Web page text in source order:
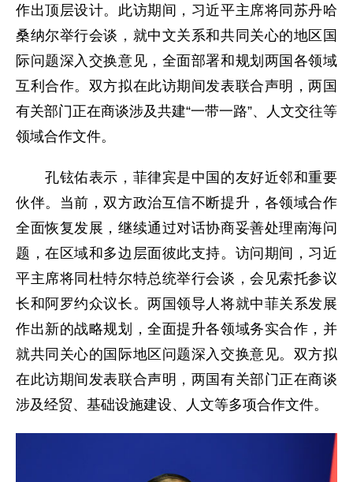
作出顶层设计。此访期间，习近平主席将同苏丹哈
桑纳尔举行会谈，就中文关系和共同关心的地区国
际问题深入交换意见，全面部署和规划两国各领域
互利合作。双方拟在此访期间发表联合声明，两国
有关部门正在商谈涉及共建“一带一路”、人文交往等
领域合作文件。
孔铉佑表示，菲律宾是中国的友好近邻和重要
伙伴。当前，双方政治互信不断提升，各领域合作
全面恢复发展，继续通过对话协商妥善处理南海问
题，在区域和多边层面彼此支持。访问期间，习近
平主席将同杜特尔特总统举行会谈，会见索托参议
长和阿罗约众议长。两国领导人将就中菲关系发展
作出新的战略规划，全面提升各领域务实合作，并
就共同关心的国际地区问题深入交换意见。双方拟
在此访期间发表联合声明，两国有关部门正在商谈
涉及经贸、基础设施建设、人文等多项合作文件。